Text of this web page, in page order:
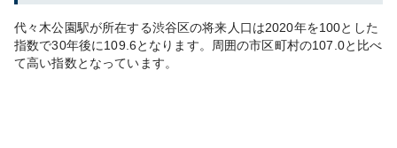
代々木公園駅が所在する渋谷区の将来人口は2020年を100とした
指数で30年後に109.6となります。 周囲の市区町村の107.0と比べ
て高い指数となっています。